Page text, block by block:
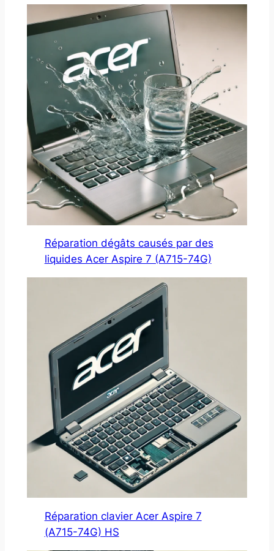
Réparation dégâts causés par des
liquides Acer Aspire 7 (A715-74G)
Réparation clavier Acer Aspire 7
(A715-74G) HS